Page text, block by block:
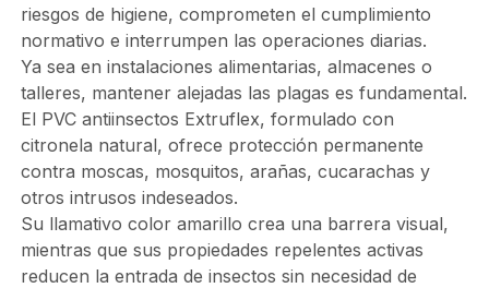
riesgos de higiene, comprometen el cumplimiento
normativo e interrumpen las operaciones diarias.
Ya sea en instalaciones alimentarias, almacenes o
talleres, mantener alejadas las plagas es fundamental.
El PVC antiinsectos Extruflex, formulado con
citronela natural, ofrece protección permanente
contra moscas, mosquitos, arañas, cucarachas y
otros intrusos indeseados.
Su llamativo color amarillo crea una barrera visual,
mientras que sus propiedades repelentes activas
reducen la entrada de insectos sin necesidad de